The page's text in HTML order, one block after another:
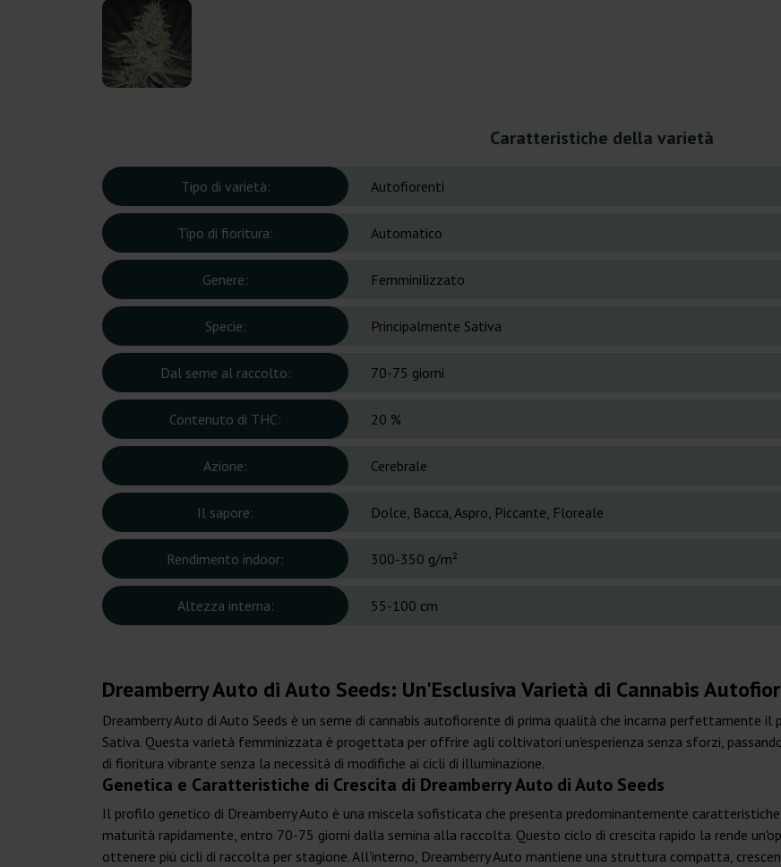
Caratteristiche della varietà
Tipo di varietà: Autofiorenti
Tipo di fioritura: Automatico
Genere: Femminilizzato
Specie: Principalmente Sativa
Dal seme al raccolto: 70-75 giorni
Contenuto di THC: 20 %
Azione: Cerebrale
Il sapore: Dolce, Bacca, Aspro, Piccante, Floreale
Rendimento indoor: 300-350 g/m²
Altezza interna: 55-100 cm
Dreamberry Auto di Auto Seeds: Un'Esclusiva Varietà di Cannabis
Dreamberry Auto di Auto Seeds è un seme di cannabis autofiorente di prima qualità che incarna perfettamente
Sativa. Questa varietà femminizzata è progettata per offrire agli coltivatori un'esperienza senza sforzi,
di fioritura vibrante senza la necessità di modifiche ai cicli di illuminazione.
Genetica e Caratteristiche di Crescita di Dreamberry Auto di Auto Seeds
Il profilo genetico di Dreamberry Auto è una miscela sofisticata che presenta predominantemente
maturità rapidamente, entro 70-75 giorni dalla semina alla raccolta. Questo ciclo di crescita rapido la rende
ottenere più cicli di raccolta per stagione. All'interno, Dreamberry Auto mantiene una struttura compatta,